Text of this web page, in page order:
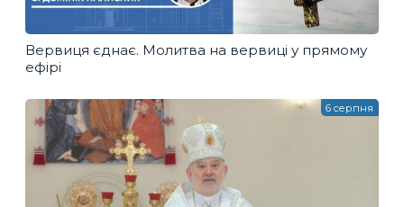
Вервиця єднає. Молитва на вервиці у прямому
ефірі
6 серпня